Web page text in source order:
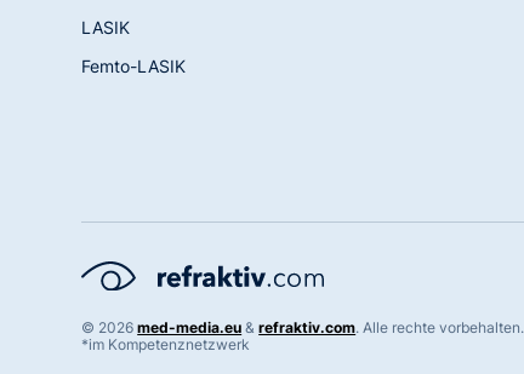
LASIK
Femto-LASIK
© 2026 med-media.eu &refraktiv.com. Alle rechte vorbehalten.
*im Kompetenznetzwerk